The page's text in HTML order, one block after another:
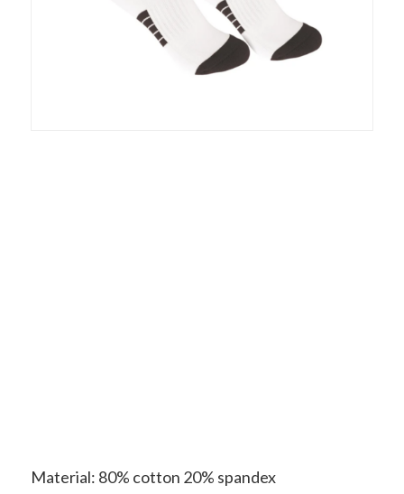
Material: 80% cotton 20% spandex